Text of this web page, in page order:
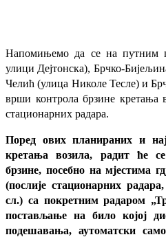
Напомињемо да се на путним
улици Дејтонска), Брчко-
Челић (улица Николе Тесле) и
врши контрола брзине кретања
стационарних радара.
Поред ових планираних и
кретања возила, радит ће
брзине, посебно на мјестима
(послије стационарних
сл.) са покретним радаром
постављање на било којој
подешавања, аутоматски